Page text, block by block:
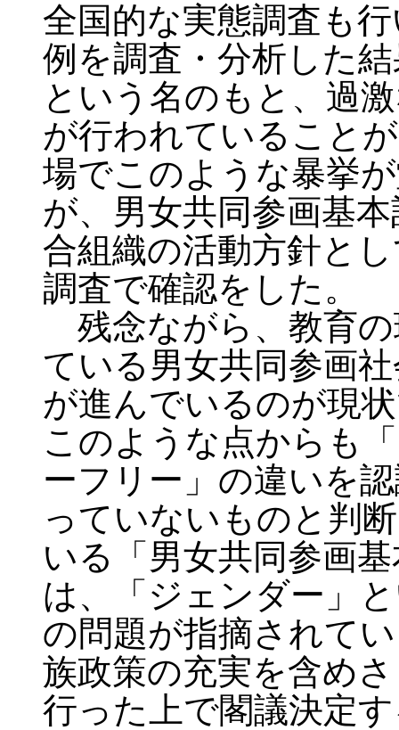
全国的な実態調査も
例を調査・分析した
という名のもと、過
が行われていること
場でこのような暴挙
が、男女共同参画基
合組織の活動方針と
調査で確認をした。
残念ながら、教育
ている男女共同参画
が進んでいるのが現
このような点からも
ーフリー」の違いを
っていないものと判
いる「男女共同参画
は、「ジェンダー」
の問題が指摘されて
族政策の充実を含め
行った上で閣議決定